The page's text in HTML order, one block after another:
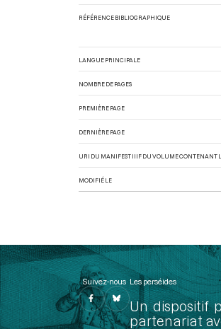
RÉFÉRENCE BIBLIOGRAPHIQUE
LANGUE PRINCIPALE
NOMBRE DE PAGES
PREMIÈRE PAGE
DERNIÈRE PAGE
URI DU MANIFEST IIIF DU VOLUME CONTENANT
MODIFIÉ LE
Suivez-nous Les perséides
Un dispositif
partenariat